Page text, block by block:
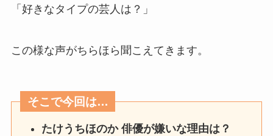
「好きなタイプの芸人は？」
この様な声がちらほら聞こえてきます。
そこで今回は…
たけうちほのか 俳優が嫌いな理由は？